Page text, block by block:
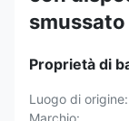
Proprietà di
Luogo di origine:
Marchio: